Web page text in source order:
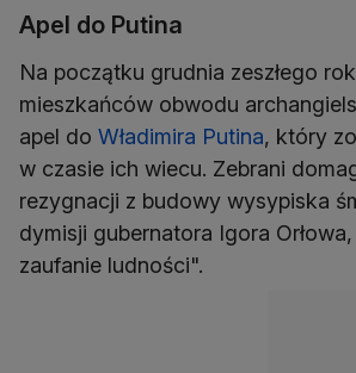
Apel do Putina
Na początku grudnia zeszłego
mieszkańców obwodu
apel do Władimira Putina, który
w czasie ich wiecu. Zebrani
rezygnacji z budowy wysypiska
dymisji gubernatora Igora
zaufanie ludności".